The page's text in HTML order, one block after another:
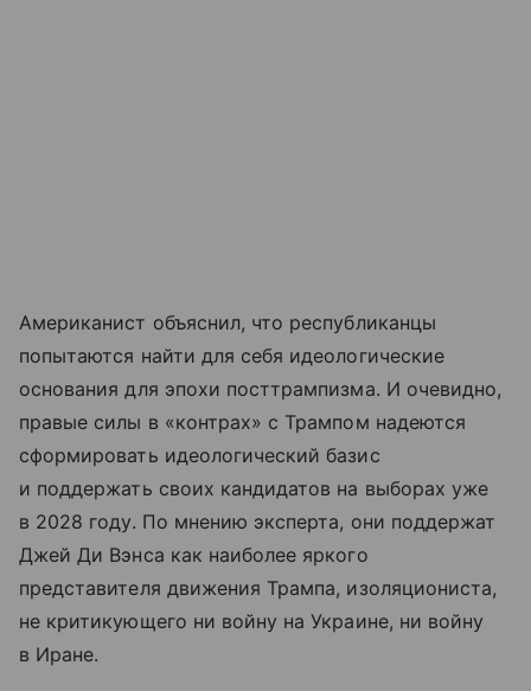
Американист объяснил, что республиканцы
попытаются найти для себя идеологические
основания для эпохи посттрампизма. И очевидно,
правые силы в «контрах» с Трампом надеются
сформировать идеологический базис
и поддержать своих кандидатов на выборах уже
в 2028 году. По мнению эксперта, они поддержат
Джей Ди Вэнса как наиболее яркого
представителя движения Трампа, изоляциониста,
не критикующего ни войну на Украине, ни войну
в Иране.